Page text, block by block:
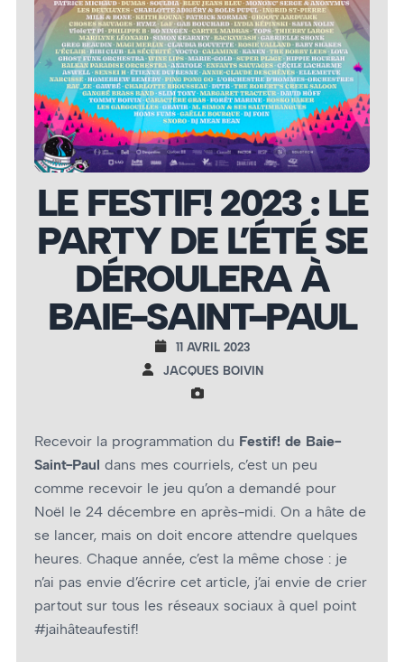
LE FESTIF! 2023 : LE
PARTY DE L’ÉTÉ SE
DÉROULERA À
BAIE-SAINT-PAUL
11 AVRIL 2023
JACQUES BOIVIN
Recevoir la programmation du Festif! de Baie-
Saint-Paul dans mes courriels, c’est un peu
comme recevoir le jeu qu’on a demandé pour
Noël le 24 décembre en après-midi. On a hâte de
se lancer, mais on doit encore attendre quelques
heures. Chaque année, c’est la même chose : je
n’ai pas envie d’écrire cet article, j’ai envie de crier
partout sur tous les réseaux sociaux à quel point
#jaihâteaufestif!